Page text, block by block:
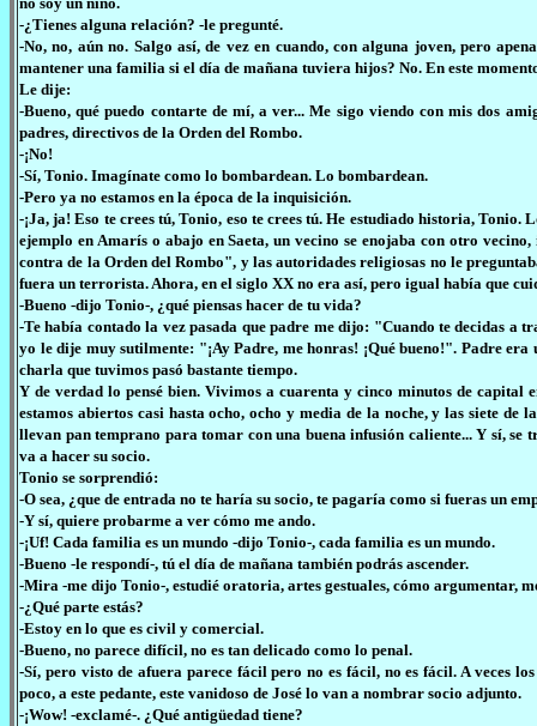
-¿Tienes alguna relación? -le pregunté.
-No, no, aún no. Salgo así, de vez en cuando, con alguna joven, pero
mantener una familia si el día de mañana tuviera hijos? No. En este
Le dije:
-Bueno, qué puedo contarte de mí, a ver... Me sigo viendo con mis dos
padres, directivos de la Orden del Rombo.
-¡No!
-Sí, Tonio. Imagínate como lo bombardean. Lo bombardean.
-Pero ya no estamos en la época de la inquisición.
-¡Ja, ja! Eso te crees tú, Tonio, eso te crees tú. He estudiado historia,
ejemplo en Amarís o abajo en Saeta, un vecino se enojaba con otro
contra de la Orden del Rombo", y las autoridades religiosas no le
fuera un terrorista. Ahora, en el siglo XX no era así, pero igual había que
-Bueno -dijo Tonio-, ¿qué piensas hacer de tu vida?
-Te había contado la vez pasada que padre me dijo: "Cuando te decidas
yo le dije muy sutilmente: "¡Ay Padre, me honras! ¡Qué bueno!". Padre
charla que tuvimos pasó bastante tiempo.
Y de verdad lo pensé bien. Vivimos a cuarenta y cinco minutos de capital
estamos abiertos casi hasta ocho, ocho y media de la noche, y las siete
llevan pan temprano para tomar con una buena infusión caliente... Y sí, se
va a hacer su socio.
Tonio se sorprendió:
-O sea, ¿que de entrada no te haría su socio, te pagaría como si fueras un
-Y sí, quiere probarme a ver cómo me ando.
-¡Uf! Cada familia es un mundo -dijo Tonio-, cada familia es un mundo.
-Bueno -le respondí-, tú el día de mañana también podrás ascender.
-Mira -me dijo Tonio-, estudié oratoria, artes gestuales, cómo argumentar,
-¿Qué parte estás?
-Estoy en lo que es civil y comercial.
-Bueno, no parece difícil, no es tan delicado como lo penal.
-Sí, pero visto de afuera parece fácil pero no es fácil, no es fácil. A veces
poco, a este pedante, este vanidoso de José lo van a nombrar socio adjunto.
-¡Wow! -exclamé-. ¿Qué antigüedad tiene?